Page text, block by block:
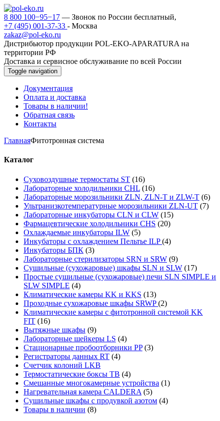
8 800 100−95−17 — Звонок по России бесплатный,
+7 (495) 001-37-33 - Москва
zakaz@pol-eko.ru
Дистрибьютор продукции POL-EKO-APARATURA на
территории РФ
Доставка и сервисное обслуживание по всей России
Toggle navigation
Документация
Оплата и доставка
Товары в наличии!
Обратная связь
Контакты
ГлавнаяФитотронная система
Каталог
Суховоздушные термостаты ST (16)
Лабораторные холодильники CHL (16)
Лабораторные морозильники ZLN, ZLN-T и ZLW-T (6)
Ультранизкотемпературные морозильники ZLN-UT (7)
Лабораторные инкубаторы CLN и CLW (15)
Фармацевтические холодильники CHS (20)
Охлаждаемые инкубаторы ILW (5)
Инкубаторы с охлаждением Пельтье ILP(4)
Инкубаторы БПК (3)
Лабораторные стерилизаторы SRN и SRW (9)
Сушильные (сухожаровые) шкафы SLN и SLW (17)
Простые сушильные (сухожаровые) печи SLN SIMPLE и
SLW SIMPLE (4)
Климатические камеры KK и KKS (13)
Проходные сухожаровые шкафы SRWP(2)
Климатические камеры с фитотронной системой KK
FIT (16)
Вытяжные шкафы (9)
Лабораторные шейкеры LS (4)
Стационарные пробоотборники PP (3)
Регистраторы данных RT (4)
Счетчик колоний LKB
Термостатические боксы TB (4)
Смешанные многокамерные устройства (1)
Нагревательная камера CALDERA (5)
Сушильные шкафы с продувкой азотом (4)
Товары в наличии (8)